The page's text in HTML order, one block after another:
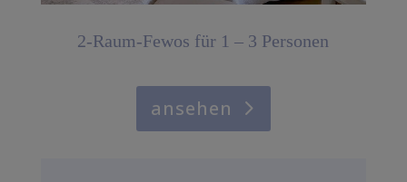
2-Raum-Fewos für 1 – 3 Personen
ansehen